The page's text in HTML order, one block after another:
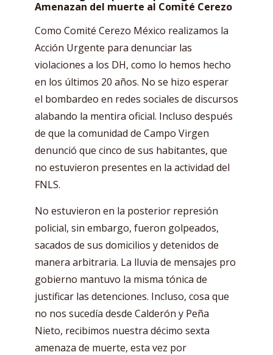
Amenazan del muerte al Comité Cerezo
Como Comité Cerezo México realizamos la
Acción Urgente para denunciar las
violaciones a los DH, como lo hemos hecho
en los últimos 20 años. No se hizo esperar
el bombardeo en redes sociales de discursos
alabando la mentira oficial. Incluso después
de que la comunidad de Campo Virgen
denunció que cinco de sus habitantes, que
no estuvieron presentes en la actividad del
FNLS.
No estuvieron en la posterior represión
policial, sin embargo, fueron golpeados,
sacados de sus domicilios y detenidos de
manera arbitraria. La lluvia de mensajes pro
gobierno mantuvo la misma tónica de
justificar las detenciones. Incluso, cosa que
no nos sucedía desde Calderón y Peña
Nieto, recibimos nuestra décimo sexta
amenaza de muerte, esta vez por